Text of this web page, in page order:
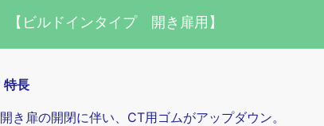
【ビルドインタイプ 開き扉用】
特長
開き扉の開閉に伴い、CT用ゴムがアップダウン。